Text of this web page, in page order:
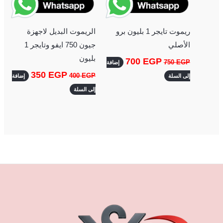
ريموت تايجر 1 بليون برو
الأصلي
750EGP
700 EGP إضافة
إلى السلة
الريموت البديل لاجهزة
جيون 750 ايفو وتايجر 1
بليون
400EGP
350 EGP إضافة
إلى السلة